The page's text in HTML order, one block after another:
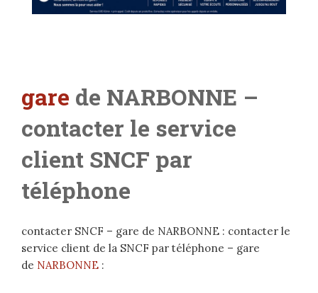
gare de NARBONNE –
contacter le service
client SNCF par
téléphone
contacter SNCF – gare de NARBONNE : contacter le
service client de la SNCF par téléphone – gare
de NARBONNE :